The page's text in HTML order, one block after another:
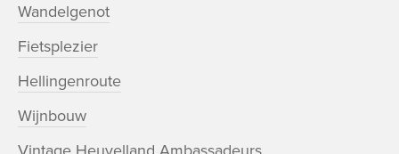
Wandelgenot
Fietsplezier
Hellingenroute
Wijnbouw
Vintage Heuvelland Ambassadeurs